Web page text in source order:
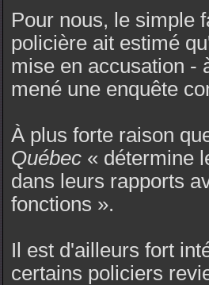
Pour nous, le simple
policière ait estimé
mise en accusation -
mené une enquête
À plus forte raison
Québec « détermine
dans leurs rapports
fonctions ».
Il est d'ailleurs fort
certains policiers